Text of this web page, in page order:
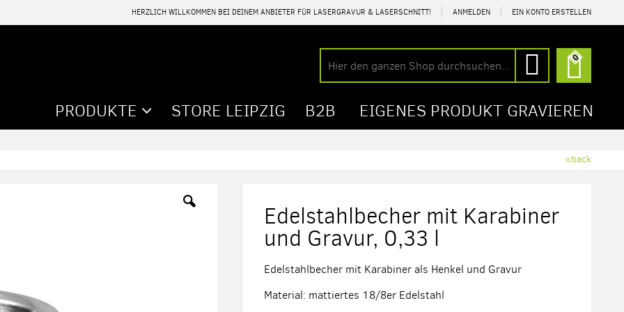
HERZLICH WILLKOMMEN BEI DEINEM ANBIETER FÜR LASERGRAVUR & LASERSCHNITT! ANMELDEN EIN KONTO ERSTELLEN
0
Suche
PRODUKTE STORE LEIPZIG B2B EIGENES PRODUKT GRAVIEREN
Edelstahlbecher mit Karabiner
und Gravur, 0,33 l
Edelstahlbecher mit Karabiner als Henkel und Gravur
Material: mattiertes 18/8er Edelstahl
«back